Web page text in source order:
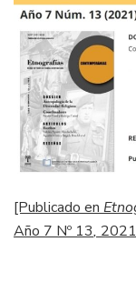
[Publicado en
Año 7 Nº 13,